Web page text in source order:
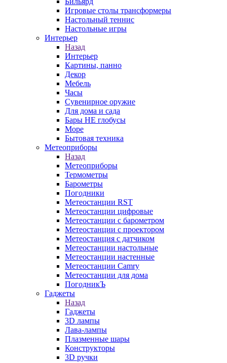
Игровые столы трансформеры
Настольный теннис
Настольные игры
Интерьер
Назад
Интерьер
Картины, панно
Декор
Мебель
Часы
Сувенирное оружие
Для дома и сада
Бары НЕ глобусы
Море
Бытовая техника
Метеоприборы
Назад
Метеоприборы
Термометры
Барометры
Погодники
Метеостанции RST
Метеостанции цифровые
Метеостанции с барометром
Метеостанции с проектором
Метеостанция с датчиком
Метеостанции настольные
Метеостанции настенные
Метеостанции Camry
Метеостанции для дома
ПогодникЪ
Гаджеты
Назад
Гаджеты
3D лампы
Лава-лампы
Плазменные шары
Конструкторы
3D ручки